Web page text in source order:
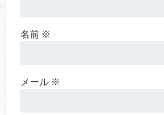
名前 ※
メール ※